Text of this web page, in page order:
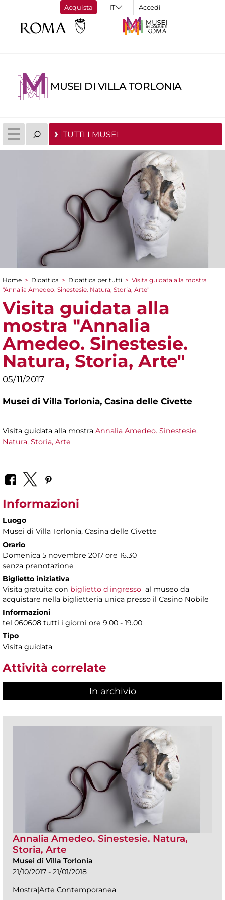
Acquista Accedi
MUSEI DI VILLA TORLONIA
TUTTI I MUSEI
Tu sei qui
Home > Didattica > Didattica per tutti > Visita guidata alla mostra
"Annalia Amedeo. Sinestesie. Natura, Storia, Arte"
Visita guidata alla
mostra "Annalia
Amedeo. Sinestesie.
Natura, Storia, Arte"
05/11/2017
Musei di Villa Torlonia, Casina delle Civette
Visita guidata alla mostra Annalia Amedeo. Sinestesie.
Natura, Storia, Arte
Informazioni
Luogo
Musei di Villa Torlonia, Casina delle Civette
Orario
Domenica 5 novembre 2017 ore 16.30
senza prenotazione
Biglietto iniziativa
Visita gratuita con biglietto d'ingresso al museo da
acquistare nella biglietteria unica presso il Casino Nobile
Informazioni
tel 060608 tutti i giorni ore 9.00 - 19.00
Tipo
Visita guidata
Attività correlate
In archivio
Annalia Amedeo. Sinestesie. Natura,
Storia, Arte
Musei di Villa Torlonia
21/10/2017 - 21/01/2018
Mostra|Arte Contemporanea